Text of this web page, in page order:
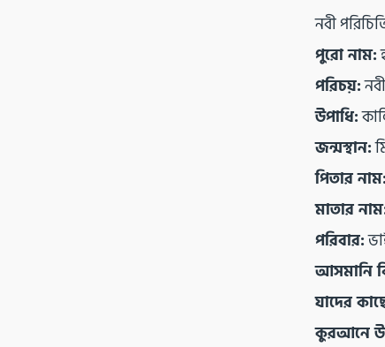
নবী
পুরো নাম:
পরিচয়:
উপাধি:
জন্মস্থান:
পিতার নাম:
মাতার
পরিবার:
আসমানি
যাদের
কুরআনে